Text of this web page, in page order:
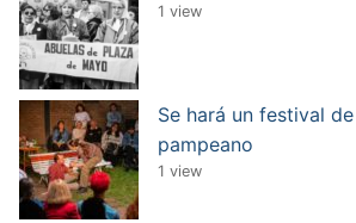
1 view
Se hará un festival
pampeano
1 view